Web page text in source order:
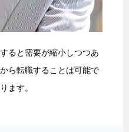
ると需要が縮小しつつあ
ら転職することは可能で
ます。